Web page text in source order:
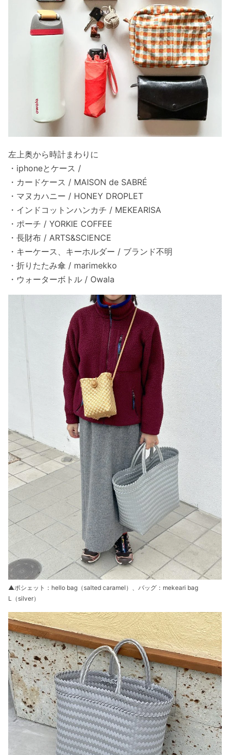
左上奥から時計まわりに
・iphoneとケース /
・カードケース / MAISON de SABRÉ
・マヌカハニー / HONEY DROPLET
・インドコットンハンカチ / MEKEARISA
・ポーチ / YORKIE COFFEE
・長財布 / ARTS&SCIENCE
・キーケース、キーホルダー / ブランド不明
・折りたたみ傘 / marimekko
・ウォーターボトル / Owala
▲ポシェット：hello bag（salted caramel）、バッグ：mekeari bag
L（silver）